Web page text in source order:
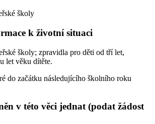
školy
k životní situaci
školy; zpravidla pro děti od tří let,
let věku dítěte.
do začátku následujícího školního roku
v této věci jednat (podat žádost